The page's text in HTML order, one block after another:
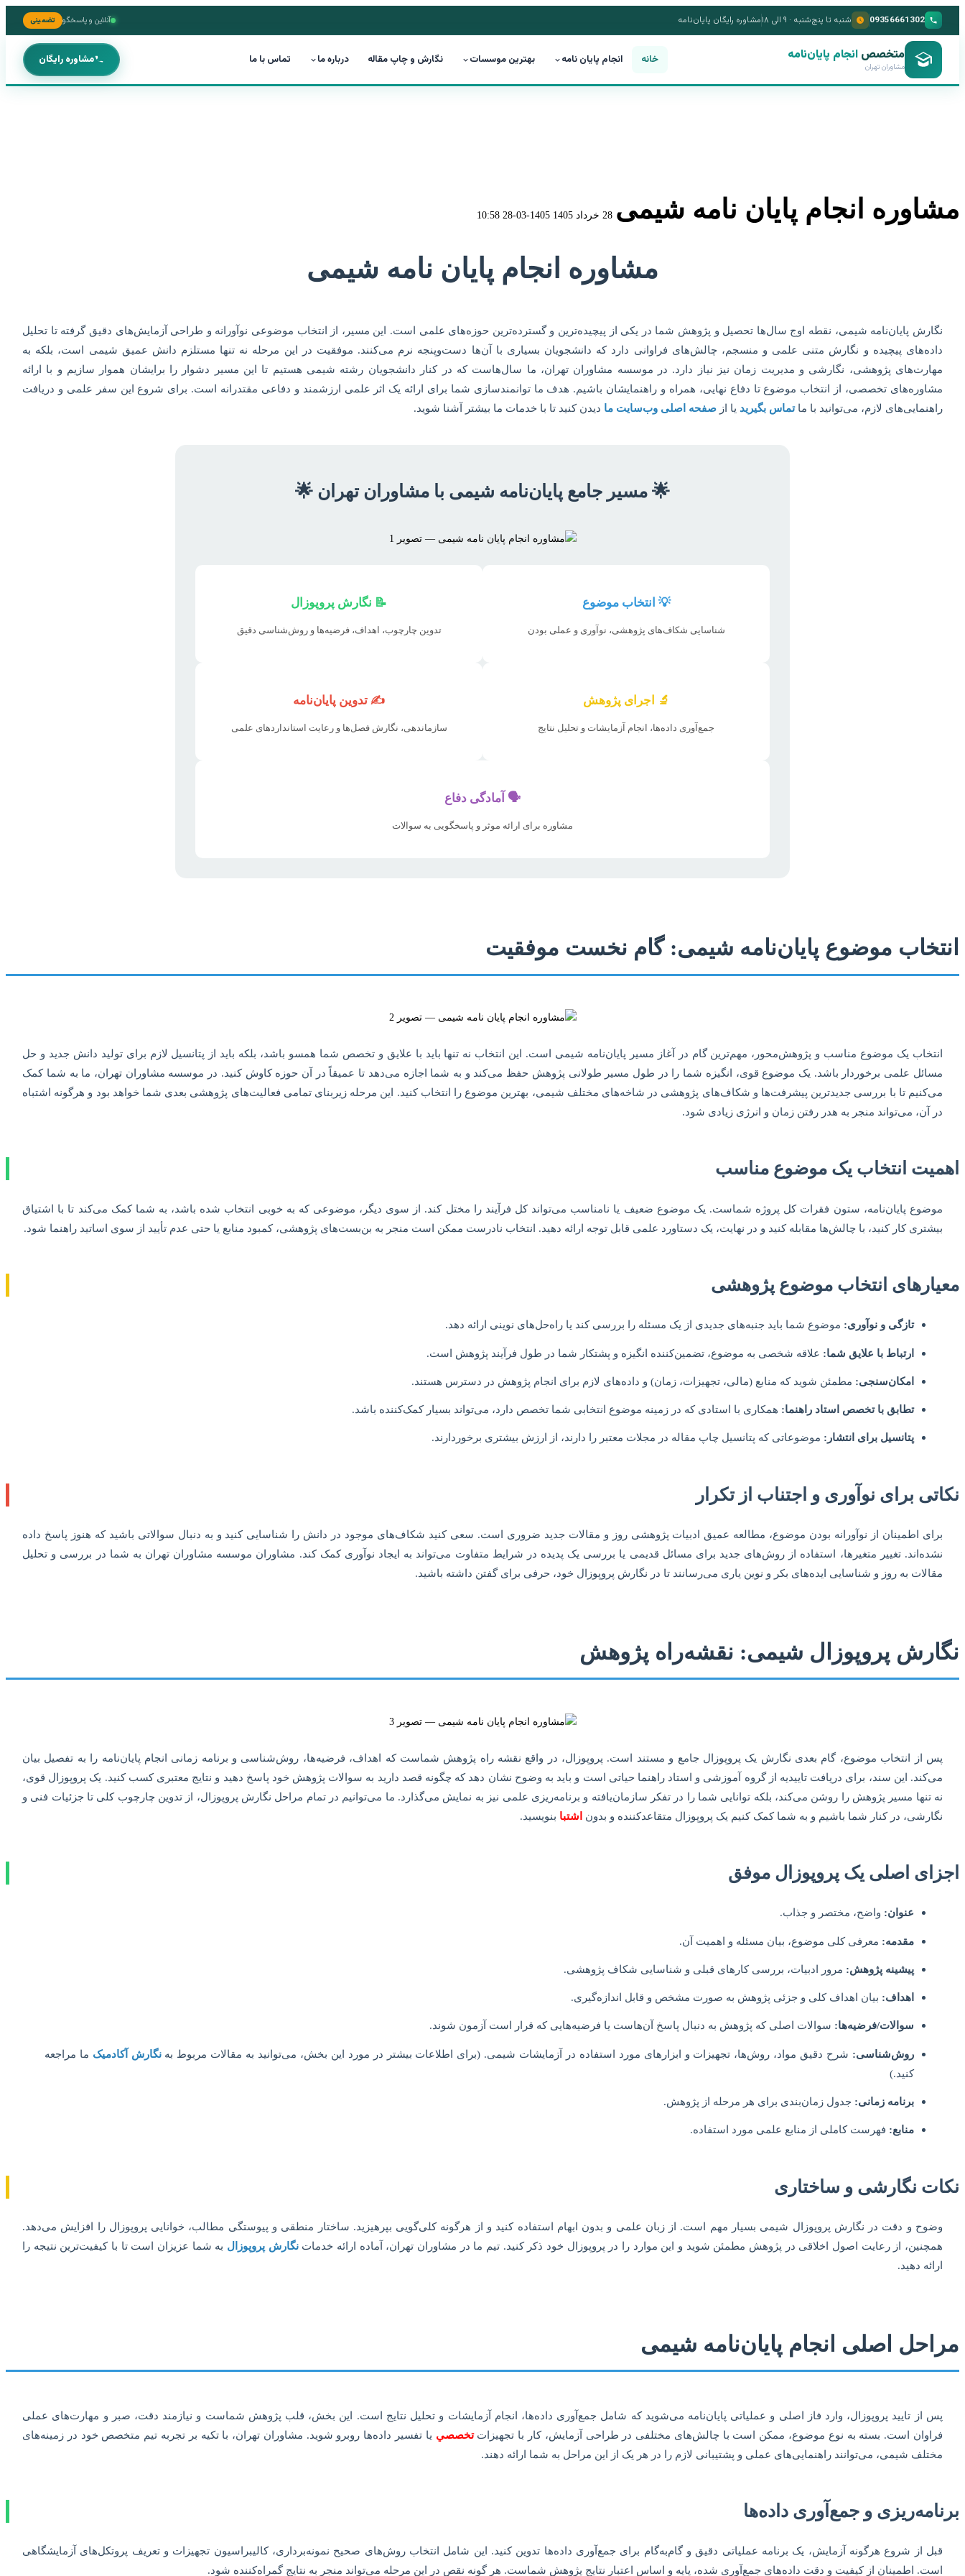
09356661302 شنبه تا پنج‌شنبه · ۹ الی ۱۸ مشاوره رایگان پایان‌نامه آنلاین و پاسخگو تضمینی
متخصص انجام پایان‌نامه
مشاوران تهران خانه انجام پایان نامه بهترین موسسات نگارش و چاپ مقاله درباره ما تماس با ما مشاوره رایگان
مشاوره انجام پایان نامه شیمی 28 خرداد 1405 1405-03-28 10:58
پایان
نامه
شیمی
مشاوره انجام پایان نامه شیمی
نگارش پایان‌نامه شیمی، نقطه اوج سال‌ها تحصیل و پژوهش شما در یکی از پیچیده‌ترین و گسترده‌ترین حوزه‌های علمی است. این مسیر، از انتخاب موضوعی نوآورانه و طراحی آزمایش‌های دقیق گرفته تا تحلیل
داده‌های پیچیده و نگارش متنی علمی و منسجم، چالش‌های فراوانی دارد که دانشجویان بسیاری با آن‌ها دست‌و‌پنجه نرم می‌کنند. موفقیت در این مرحله نه تنها مستلزم دانش عمیق شیمی است، بلکه به
مهارت‌های پژوهشی، نگارشی و مدیریت زمان نیز نیاز دارد. در موسسه مشاوران تهران، ما سال‌هاست که در کنار دانشجویان رشته شیمی هستیم تا این مسیر دشوار را برایشان هموار سازیم و با ارائه
مشاوره‌های تخصصی، از انتخاب موضوع تا دفاع نهایی، همراه و راهنمایشان باشیم. هدف ما توانمندسازی شما برای ارائه یک اثر علمی ارزشمند و دفاعی مقتدرانه است. برای شروع این سفر علمی و دریافت
راهنمایی‌های لازم، می‌توانید با ماتماس بگیرید یا ازصفحه اصلی وب‌سایت ما دیدن کنید تا با خدمات ما بیشتر آشنا شوید.
🌟 مسیر جامع پایان‌نامه شیمی با مشاوران تهران 🌟
💡 انتخاب موضوع
شناسایی شکاف‌های پژوهشی، نوآوری و عملی بودن
📝 نگارش پروپوزال
تدوین چارچوب، اهداف، فرضیه‌ها و روش‌شناسی دقیق
🔬 اجرای پژوهش
جمع‌آوری داده‌ها، انجام آزمایشات و تحلیل نتایج
✍️ تدوین پایان‌نامه
سازماندهی، نگارش فصل‌ها و رعایت استانداردهای علمی
🗣️ آمادگی دفاع
مشاوره برای ارائه موثر و پاسخگویی به سوالات
انتخاب موضوع پایان‌نامه شیمی: گام نخست موفقیت
انتخاب یک موضوع مناسب و پژوهش‌محور، مهم‌ترین گام در آغاز مسیر پایان‌نامه شیمی است. این انتخاب نه تنها باید با علایق و تخصص شما همسو باشد، بلکه باید از پتانسیل لازم برای تولید دانش جدید و حل
مسائل علمی برخوردار باشد. یک موضوع قوی، انگیزه شما را در طول مسیر طولانی پژوهش حفظ می‌کند و به شما اجازه می‌دهد تا عمیقاً در آن حوزه کاوش کنید. در موسسه مشاوران تهران، ما به شما کمک
می‌کنیم تا با بررسی جدیدترین پیشرفت‌ها و شکاف‌های پژوهشی در شاخه‌های مختلف شیمی، بهترین موضوع را انتخاب کنید. این مرحله زیربنای تمامی فعالیت‌های پژوهشی بعدی شما خواهد بود و هرگونه اشتباه
در آن، می‌تواند منجر به هدر رفتن زمان و انرژی زیادی شود.
اهمیت انتخاب یک موضوع مناسب
موضوع پایان‌نامه، ستون فقرات کل پروژه شماست. یک موضوع ضعیف یا نامناسب می‌تواند کل فرآیند را مختل کند. از سوی دیگر، موضوعی که به خوبی انتخاب شده باشد، به شما کمک می‌کند تا با اشتیاق
بیشتری کار کنید، با چالش‌ها مقابله کنید و در نهایت، یک دستاورد علمی قابل توجه ارائه دهید. انتخاب نادرست ممکن است منجر به بن‌بست‌های پژوهشی، کمبود منابع یا حتی عدم تأیید از سوی اساتید راهنما شود.
معیارهای انتخاب موضوع پژوهشی
تازگی و نوآوری: موضوع شما باید جنبه‌های جدیدی از یک مسئله را بررسی کند یا راه‌حل‌های نوینی ارائه دهد.
ارتباط با علایق شما: علاقه شخصی به موضوع، تضمین‌کننده انگیزه و پشتکار شما در طول فرآیند پژوهش است.
امکان‌سنجی: مطمئن شوید که منابع (مالی، تجهیزات، زمان) و داده‌های لازم برای انجام پژوهش در دسترس هستند.
تطابق با تخصص استاد راهنما: همکاری با استادی که در زمینه موضوع انتخابی شما تخصص دارد، می‌تواند بسیار کمک‌کننده باشد.
پتانسیل برای انتشار: موضوعاتی که پتانسیل چاپ مقاله در مجلات معتبر را دارند، از ارزش بیشتری برخوردارند.
نکاتی برای نوآوری و اجتناب از تکرار
برای اطمینان از نوآورانه بودن موضوع، مطالعه عمیق ادبیات پژوهشی روز و مقالات جدید ضروری است. سعی کنید شکاف‌های موجود در دانش را شناسایی کنید و به دنبال سوالاتی باشید که هنوز پاسخ داده
نشده‌اند. تغییر متغیرها، استفاده از روش‌های جدید برای مسائل قدیمی یا بررسی یک پدیده در شرایط متفاوت می‌تواند به ایجاد نوآوری کمک کند. مشاوران موسسه مشاوران تهران به شما در بررسی و تحلیل
مقالات به روز و شناسایی ایده‌های بکر و نوین یاری می‌رسانند تا در نگارش پروپوزال خود، حرفی برای گفتن داشته باشید.
نگارش پروپوزال شیمی: نقشه‌راه پژوهش
پس از انتخاب موضوع، گام بعدی نگارش یک پروپوزال جامع و مستند است. پروپوزال، در واقع نقشه راه پژوهش شماست که اهداف، فرضیه‌ها، روش‌شناسی و برنامه زمانی انجام پایان‌نامه را به تفصیل بیان
می‌کند. این سند، برای دریافت تاییدیه از گروه آموزشی و استاد راهنما حیاتی است و باید به وضوح نشان دهد که چگونه قصد دارید به سوالات پژوهش خود پاسخ دهید و نتایج معتبری کسب کنید. یک پروپوزال قوی،
نه تنها مسیر پژوهش را روشن می‌کند، بلکه توانایی شما را در تفکر سازمان‌یافته و برنامه‌ریزی علمی نیز به نمایش می‌گذارد. ما می‌توانیم در تمام مراحل نگارش پروپوزال، از تدوین چارچوب کلی تا جزئیات فنی و
نگارشی، در کنار شما باشیم و به شما کمک کنیم یک پروپوزال متقاعدکننده و بدون اشتبا بنویسید.
اجزای اصلی یک پروپوزال موفق
عنوان: واضح، مختصر و جذاب.
مقدمه: معرفی کلی موضوع، بیان مسئله و اهمیت آن.
پیشینه پژوهش: مرور ادبیات، بررسی کارهای قبلی و شناسایی شکاف پژوهشی.
اهداف: بیان اهداف کلی و جزئی پژوهش به صورت مشخص و قابل اندازه‌گیری.
سوالات/فرضیه‌ها: سوالات اصلی که پژوهش به دنبال پاسخ آن‌هاست یا فرضیه‌هایی که قرار است آزمون شوند.
روش‌شناسی: شرح دقیق مواد، روش‌ها، تجهیزات و ابزارهای مورد استفاده در آزمایشات شیمی. (برای اطلاعات بیشتر در مورد این بخش، می‌توانید به مقالات مربوط بهنگارش آکادمیک ما مراجعه
کنید.)
برنامه زمانی: جدول زمان‌بندی برای هر مرحله از پژوهش.
منابع: فهرست کاملی از منابع علمی مورد استفاده.
نکات نگارشی و ساختاری
وضوح و دقت در نگارش پروپوزال شیمی بسیار مهم است. از زبان علمی و بدون ابهام استفاده کنید و از هرگونه کلی‌گویی بپرهیزید. ساختار منطقی و پیوستگی مطالب، خوانایی پروپوزال را افزایش می‌دهد.
همچنین، از رعایت اصول اخلاقی در پژوهش مطمئن شوید و این موارد را در پروپوزال خود ذکر کنید. تیم ما در مشاوران تهران، آماده ارائه خدماتنگارش پروپوزال به شما عزیزان است تا با کیفیت‌ترین نتیجه را
ارائه دهید.
مراحل اصلی انجام پایان‌نامه شیمی
پس از تایید پروپوزال، وارد فاز اصلی و عملیاتی پایان‌نامه می‌شوید که شامل جمع‌آوری داده‌ها، انجام آزمایشات و تحلیل نتایج است. این بخش، قلب پژوهش شماست و نیازمند دقت، صبر و مهارت‌های عملی
فراوان است. بسته به نوع موضوع، ممکن است با چالش‌های مختلفی در طراحی آزمایش، کار با تجهیزاتتخصصي یا تفسیر داده‌ها روبرو شوید. مشاوران تهران، با تکیه بر تجربه تیم متخصص خود در زمینه‌های
مختلف شیمی، می‌توانند راهنمایی‌های عملی و پشتیبانی لازم را در هر یک از این مراحل به شما ارائه دهند.
برنامه‌ریزی و جمع‌آوری داده‌ها
قبل از شروع هرگونه آزمایش، یک برنامه عملیاتی دقیق و گام‌به‌گام برای جمع‌آوری داده‌ها تدوین کنید. این شامل انتخاب روش‌های صحیح نمونه‌برداری، کالیبراسیون تجهیزات و تعریف پروتکل‌های آزمایشگاهی
است. اطمینان از کیفیت و دقت داده‌های جمع‌آوری شده، پایه و اساس اعتبار نتایج پژوهش شماست. هر گونه نقص در این مرحله می‌تواند منجر به نتایج گمراه‌کننده شود.